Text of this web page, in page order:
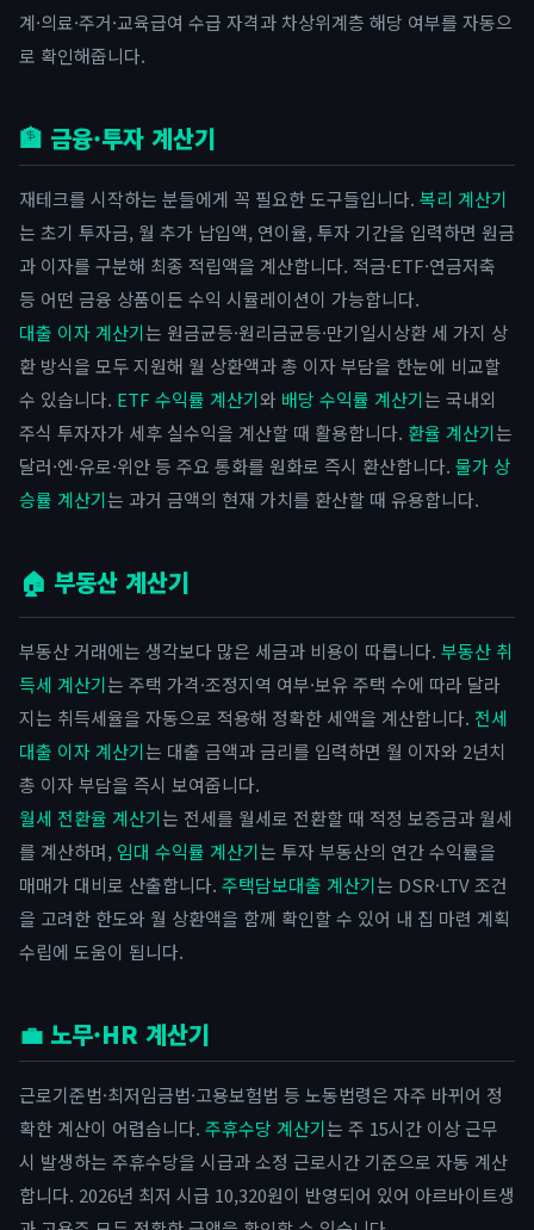
계·의료·주거·교육급여 수급 자격과 차상위계층 해당 여부를 자동으
로 확인해줍니다.
🏦 금융·투자 계산기
재테크를 시작하는 분들에게 꼭 필요한 도구들입니다. 복리 계산기
는 초기 투자금, 월 추가 납입액, 연이율, 투자 기간을 입력하면 원금
과 이자를 구분해 최종 적립액을 계산합니다. 적금·ETF·연금저축
등 어떤 금융 상품이든 수익 시뮬레이션이 가능합니다.
대출 이자 계산기는 원금균등·원리금균등·만기일시상환 세 가지 상
환 방식을 모두 지원해 월 상환액과 총 이자 부담을 한눈에 비교할
수 있습니다. ETF 수익률 계산기와 배당 수익률 계산기는 국내외
주식 투자자가 세후 실수익을 계산할 때 활용합니다. 환율 계산기는
달러·엔·유로·위안 등 주요 통화를 원화로 즉시 환산합니다. 물가 상
승률 계산기는 과거 금액의 현재 가치를 환산할 때 유용합니다.
🏠 부동산 계산기
부동산 거래에는 생각보다 많은 세금과 비용이 따릅니다. 부동산 취
득세 계산기는 주택 가격·조정지역 여부·보유 주택 수에 따라 달라
지는 취득세율을 자동으로 적용해 정확한 세액을 계산합니다. 전세
대출 이자 계산기는 대출 금액과 금리를 입력하면 월 이자와 2년치
총 이자 부담을 즉시 보여줍니다.
월세 전환율 계산기는 전세를 월세로 전환할 때 적정 보증금과 월세
를 계산하며, 임대 수익률 계산기는 투자 부동산의 연간 수익률을
매매가 대비로 산출합니다. 주택담보대출 계산기는 DSR·LTV 조건
을 고려한 한도와 월 상환액을 함께 확인할 수 있어 내 집 마련 계획
수립에 도움이 됩니다.
💼 노무·HR 계산기
근로기준법·최저임금법·고용보험법 등 노동법령은 자주 바뀌어 정
확한 계산이 어렵습니다. 주휴수당 계산기는 주 15시간 이상 근무
시 발생하는 주휴수당을 시급과 소정 근로시간 기준으로 자동 계산
합니다. 2026년 최저 시급 10,320원이 반영되어 있어 아르바이트생